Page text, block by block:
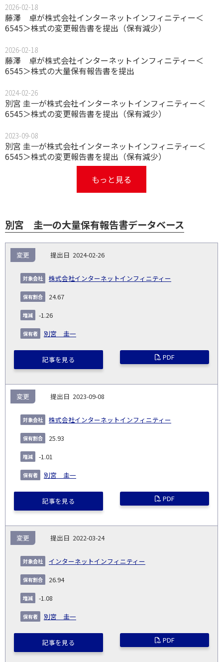
2026-02-18
藤澤 卓が株式会社インターネットインフィニティー＜
6545＞株式の変更報告書を提出（保有減少）
2026-02-18
藤澤 卓が株式会社インターネットインフィニティー＜
6545＞株式の大量保有報告書を提出
2024-02-26
別宮 圭一が株式会社インターネットインフィニティー＜
6545＞株式の変更報告書を提出（保有減少）
2023-09-08
別宮 圭一が株式会社インターネットインフィニティー＜
6545＞株式の変更報告書を提出（保有減少）
もっと見る
別宮 圭一の大量保有報告書データベース
NO.
告
義
務
発
生
日
出
コー
象
業
種
割
減
2024-02-26
株式会社インターネットインフィニティー
変更
24.67
-1.26
別宮 圭一
記事を見る PDF
2023-09-08
株式会社インターネットインフィニティー
変更
25.93
-1.01
別宮 圭一
記事を見る PDF
2022-03-24
インターネットインフィニティー
変更
26.94
-1.08
別宮 圭一
記事を見る PDF